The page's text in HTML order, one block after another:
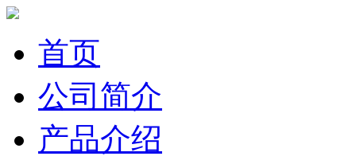
首页
公司简介
产品介绍